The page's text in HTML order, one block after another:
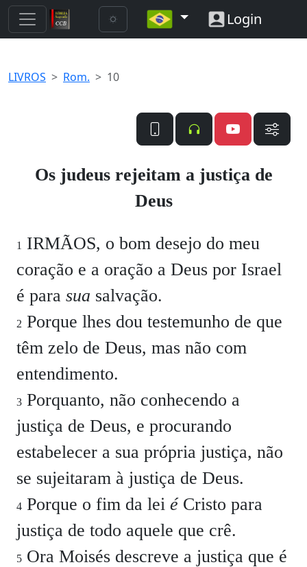
Login
LIVROS Rom. 10
Os judeus rejeitam a justiça de
Deus
1
IRMÃOS, o bom desejo do meu
coração e a oração a Deus por Israel
é para sua salvação.
2 Porque lhes dou testemunho de que
têm zelo de Deus, mas não com
entendimento.
3 Porquanto, não conhecendo a
justiça de Deus, e procurando
estabelecer a sua própria justiça, não
se sujeitaram à justiça de Deus.
4 Porque o fim da lei éCristo para
justiça de todo aquele que crê.
5 Ora Moisés descreve a justiça que é